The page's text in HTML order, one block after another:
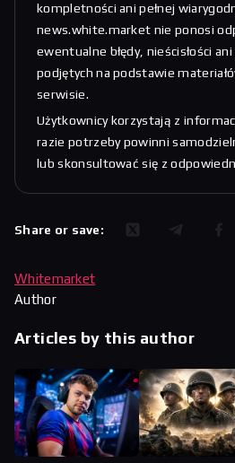
kompletności ani pełnej
news.white.market nie ponosi
ewentualne błędy, nieścisłości
podjętych na podstawie
serwisie.
Użytkownicy korzystają z
razie potrzeby powinni
lub skonsultować się z
Share or save:
Whitemarket
Author
Articles by this author